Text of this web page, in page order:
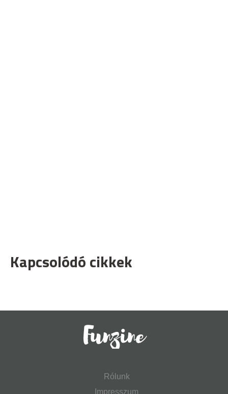
Kapcsolódó cikkek
Rólunk
Impresszum